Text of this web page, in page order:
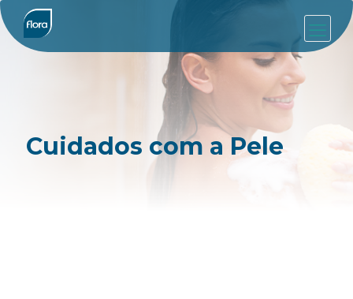
Cuidados com a Pele